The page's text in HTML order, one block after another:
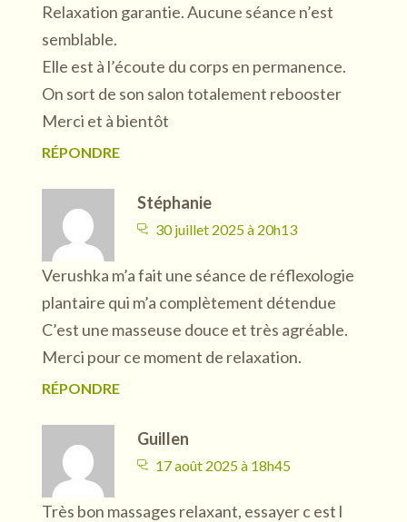
Relaxation garantie. Aucune séance n’est
semblable.
Elle est à l’écoute du corps en permanence.
On sort de son salon totalement rebooster
Merci et à bientôt
RÉPONDRE
Stéphanie
30 juillet 2025 à 20h13
Verushka m’a fait une séance de réflexologie
plantaire qui m’a complètement détendue
C’est une masseuse douce et très agréable.
Merci pour ce moment de relaxation.
RÉPONDRE
Guillen
17 août 2025 à 18h45
Très bon massages relaxant, essayer c est l